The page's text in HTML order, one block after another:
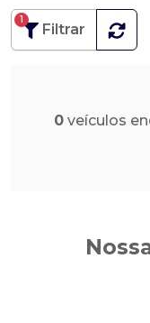
Filtrar
1
0 veículos